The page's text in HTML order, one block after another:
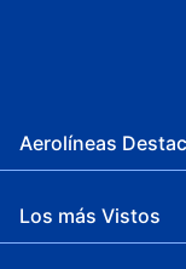
Aerolíneas
Los más Vistos